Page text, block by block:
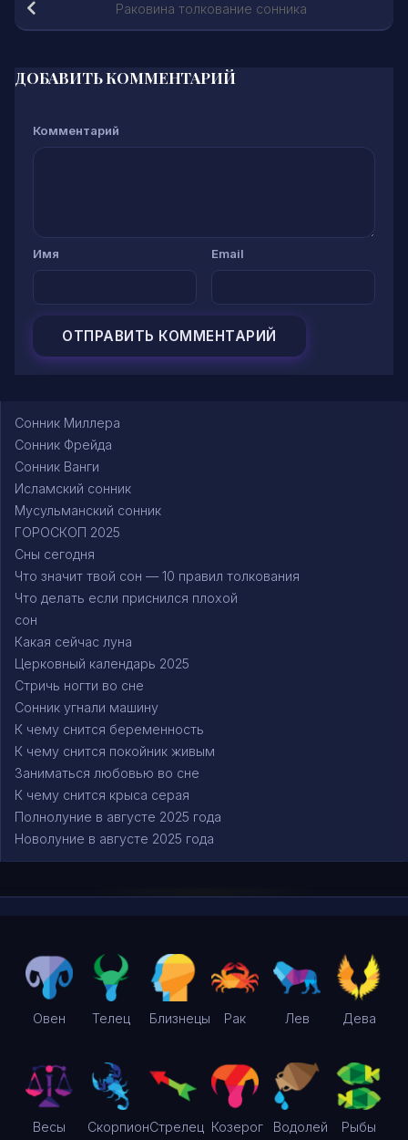
Раковина толкование сонника
ДОБАВИТЬ КОММЕНТАРИЙ
Комментарий
Имя Email
Сонник Миллера
Сонник Фрейда
Сонник Ванги
Исламский сонник
Мусульманский сонник
ГОРОСКОП 2025
Сны сегодня
Что значит твой сон — 10 правил толкования
Что делать если приснился плохой
сон
Какая сейчас луна
Церковный календарь 2025
Стричь ногти во сне
Сонник угнали машину
К чему снится беременность
К чему снится покойник живым
Заниматься любовью во сне
К чему снится крыса серая
Полнолуние в августе 2025 года
Новолуние в августе 2025 года
Овен Телец Близнецы Рак Лев Дева
Весы СкорпионСтрелец Козерог Водолей Рыбы